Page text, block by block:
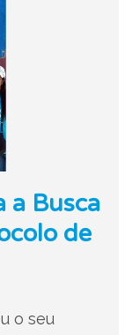
a Busca
de
o seu